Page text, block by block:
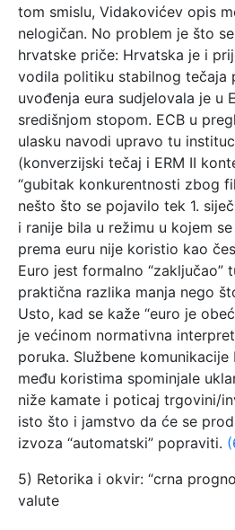
tom smislu, Vidakovićev opis
nelogičan. No problem je što
hrvatske priče: Hrvatska je i
vodila politiku stabilnog tečaja
uvođenja eura sudjelovala je u
središnjom stopom. ECB u
ulasku navodi upravo tu
(konverzijski tečaj i ERM II
“gubitak konkurentnosti zbog
nešto što se pojavilo tek 1.
i ranije bila u režimu u kojem
prema euru nije koristio kao
Euro jest formalno “zaključao”
praktična razlika manja nego
Usto, kad se kaže “euro je
je većinom normativna
poruka. Službene komunikacije
među koristima spominjale
niže kamate i poticaj trgovini/
isto što i jamstvo da će se
izvoza “automatski” popraviti.
5) Retorika i okvir: “crna
valute